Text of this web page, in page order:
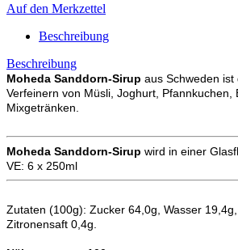
Auf den Merkzettel
Beschreibung
Beschreibung
Moheda Sanddorn-Sirup aus Schweden
Verfeinern von Müsli, Joghurt, Pfannkuchen,
Mixgetränken.
Moheda Sanddorn-Sirup wird in einer
VE: 6 x 250ml
Zutaten (100g): Zucker 64,0g, Wasser
Zitronensaft 0,4g.